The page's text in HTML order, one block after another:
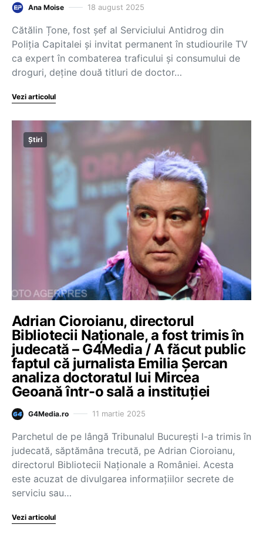
Ana Moise 18 august 2025
Cătălin Țone, fost șef al Serviciului Antidrog din
Poliția Capitalei și invitat permanent în studiourile TV
ca expert în combaterea traficului și consumului de
droguri, deține două titluri de doctor…
Vezi articolul
Știri
Adrian Cioroianu, directorul
Bibliotecii Naționale, a fost trimis în
judecată – G4Media / A făcut public
faptul că jurnalista Emilia Șercan
analiza doctoratul lui Mircea
Geoană într-o sală a instituției
G4Media.ro 11 martie 2025
Parchetul de pe lângă Tribunalul București l-a trimis în
judecată, săptămâna trecută, pe Adrian Cioroianu,
directorul Bibliotecii Naționale a României. Acesta
este acuzat de divulgarea informațiilor secrete de
serviciu sau…
Vezi articolul